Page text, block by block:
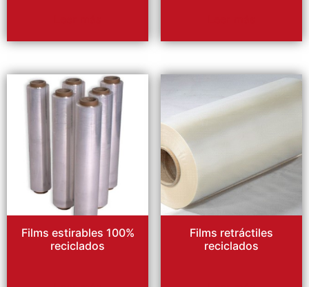
Films estirables 100%
reciclados
Films retráctiles
reciclados